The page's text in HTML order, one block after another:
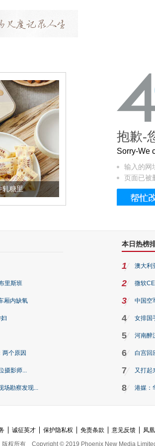
轧糖里 被列入佛家七宝的它到底有
抱歉-
Sorry-We
输入的网
页面已被
里斯班
厢内缺氧
两个原因
摄影师...
场勘察发现...
本日热榜
1 澳大利
2 微软
3 中国空
4 女排国
5 河南醉
6 白宫回
7 又打起
8 港媒：
诚征英才 保护隐私权 免责条款 意见反馈 凤
版权所有 Copyright © 2019 Phoenix New Media